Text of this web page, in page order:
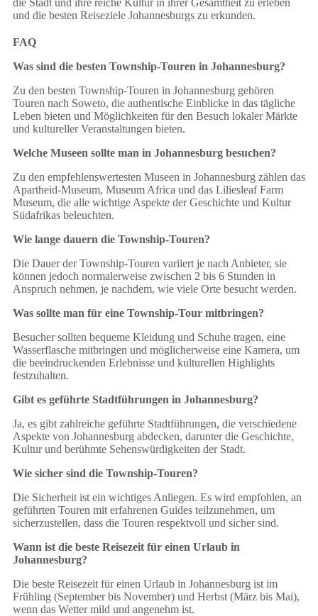
die Stadt und ihre reiche Kultur in ihrer Gesamtheit zu erleben
und die besten Reiseziele Johannesburgs zu erkunden.
FAQ
Was sind die besten Township-Touren in Johannesburg?
Zu den besten Township-Touren in Johannesburg gehören
Touren nach Soweto, die authentische Einblicke in das tägliche
Leben bieten und Möglichkeiten für den Besuch lokaler Märkte
und kultureller Veranstaltungen bieten.
Welche Museen sollte man in Johannesburg besuchen?
Zu den empfehlenswertesten Museen in Johannesburg zählen das
Apartheid-Museum, Museum Africa und das Liliesleaf Farm
Museum, die alle wichtige Aspekte der Geschichte und Kultur
Südafrikas beleuchten.
Wie lange dauern die Township-Touren?
Die Dauer der Township-Touren variiert je nach Anbieter, sie
können jedoch normalerweise zwischen 2 bis 6 Stunden in
Anspruch nehmen, je nachdem, wie viele Orte besucht werden.
Was sollte man für eine Township-Tour mitbringen?
Besucher sollten bequeme Kleidung und Schuhe tragen, eine
Wasserflasche mitbringen und möglicherweise eine Kamera, um
die beeindruckenden Erlebnisse und kulturellen Highlights
festzuhalten.
Gibt es geführte Stadtführungen in Johannesburg?
Ja, es gibt zahlreiche geführte Stadtführungen, die verschiedene
Aspekte von Johannesburg abdecken, darunter die Geschichte,
Kultur und berühmte Sehenswürdigkeiten der Stadt.
Wie sicher sind die Township-Touren?
Die Sicherheit ist ein wichtiges Anliegen. Es wird empfohlen, an
geführten Touren mit erfahrenen Guides teilzunehmen, um
sicherzustellen, dass die Touren respektvoll und sicher sind.
Wann ist die beste Reisezeit für einen Urlaub in
Johannesburg?
Die beste Reisezeit für einen Urlaub in Johannesburg ist im
Frühling (September bis November) und Herbst (März bis Mai),
wenn das Wetter mild und angenehm ist.